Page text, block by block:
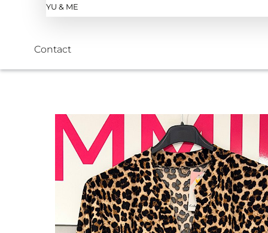
YU & ME
Contact